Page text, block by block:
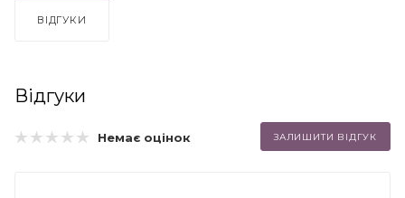
ВІДГУКИ
Відгуки
Немає оцінок ЗАЛИШИТИ ВІДГУК